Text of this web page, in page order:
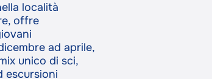
località
offre
ad aprile,
unico di sci,
escursioni